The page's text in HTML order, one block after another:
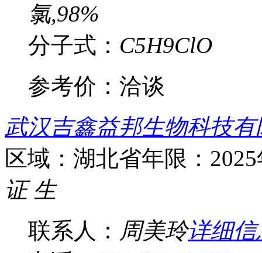
氯,98%
分子式： C5H9ClO
参考价： 洽谈
武汉吉鑫益邦生物科技
区域：湖北省年限：
证 生
联系人： 周美玲详细信